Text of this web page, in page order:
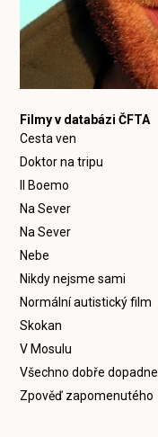
Filmy v databázi ČFTA
Cesta ven
Doktor na tripu
Il Boemo
Na Sever
Na Sever
Nebe
Nikdy nejsme sami
Normální autistický film
Skokan
V Mosulu
Všechno dobře dopadne
Zpověď zapomenutého